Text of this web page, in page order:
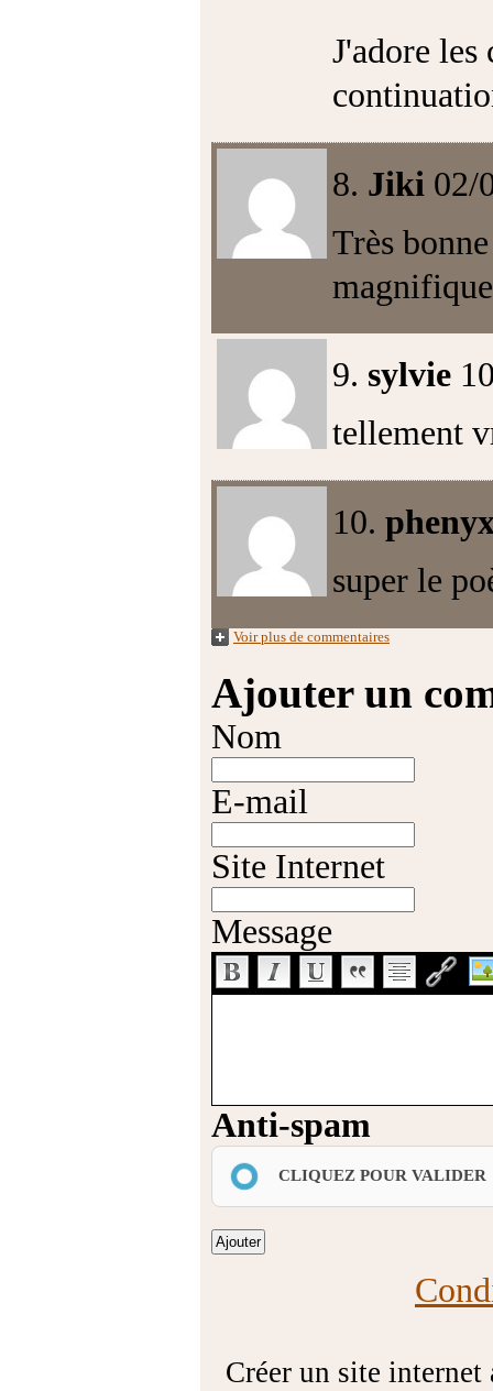
J'adore
8. Jiki 02/
Très
9. sylvie
tellement
10.
super le
Voir plus de commentaires
Ajouter un
Nom
E-mail
Site Internet
Message
Anti-spam
CLIQUEZ POUR VALIDER
Créer un site internet